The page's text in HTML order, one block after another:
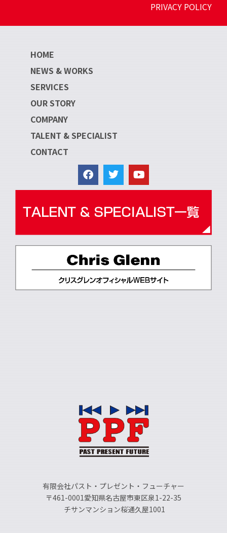
PRIVACY POLICY
HOME
NEWS & WORKS
SERVICES
OUR STORY
COMPANY
TALENT & SPECIALIST
CONTACT
有限会社パスト・プレゼント・フューチャー
〒461-0001愛知県名古屋市東区泉1-22-35
チサンマンション桜通久屋1001